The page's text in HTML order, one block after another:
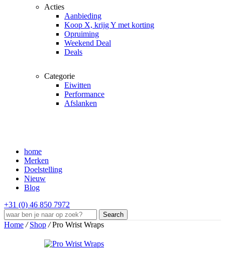
Acties
Aanbieding
Koop X, krijg Y met korting
Opruiming
Weekend Deal
Deals
Categorie
Eiwitten
Performance
Afslanken
home
Merken
Doelstelling
Nieuw
Blog
+31 (0) 46 850 7972
Search
Home / Shop / Pro Wrist Wraps